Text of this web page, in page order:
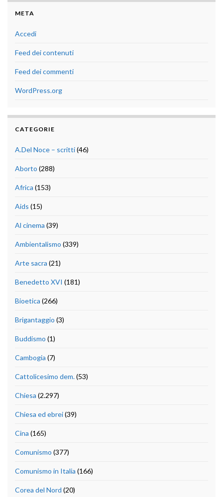
META
Accedi
Feed dei contenuti
Feed dei commenti
WordPress.org
CATEGORIE
A.Del Noce – scritti(46)
Aborto (288)
Africa (153)
Aids (15)
Al cinema (39)
Ambientalismo (339)
Arte sacra (21)
Benedetto XVI (181)
Bioetica (266)
Brigantaggio (3)
Buddismo (1)
Cambogia (7)
Cattolicesimo dem.(53)
Chiesa (2.297)
Chiesa ed ebrei(39)
Cina (165)
Comunismo (377)
Comunismo in Italia (166)
Corea del Nord (20)